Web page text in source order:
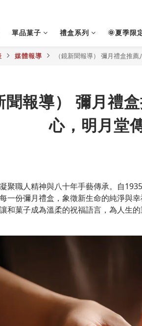
單品菓子 禮盒系列 🌞夏季限
媒體報導 （鏡新聞報導） 彌月禮盒推
聞報導） 彌月禮
心，明月堂
聚職人精神與八十年手藝傳承。自
一份彌月禮盒，象徵新生命的純淨與
和菓子成為溫柔的祝福語言，為人生的